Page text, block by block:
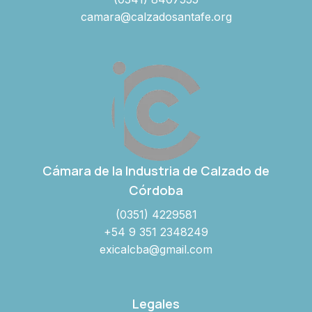
camara@calzadosantafe.org
Cámara de la Industria de Calzado de
Córdoba
(0351) 4229581
+54 9 351 2348249
exicalcba@gmail.com
Legales